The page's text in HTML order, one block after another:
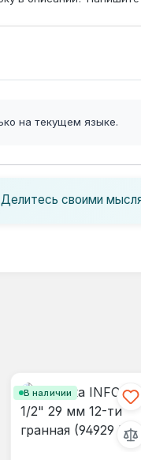
на текущем языке.
своими
В наличии